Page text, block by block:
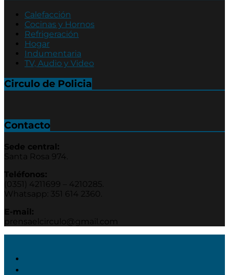
Calefacción
Cocinas y Hornos
Refrigeración
Hogar
Indumentaria
TV, Audio y Video
Circulo de Policia
Contacto
Sede central:
Santa Rosa 974.
Teléfonos:
(0351) 4211699 – 4210285.
Whatsapp: 351 614 2360.
E-mail:
prensaelcirculo@gmail.com